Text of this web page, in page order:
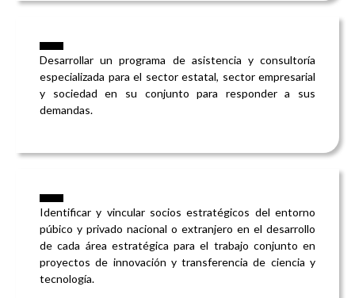
Desarrollar un programa de asistencia y consultoría
especializada para el sector estatal, sector empresarial
y sociedad en su conjunto para responder a sus
demandas.
Identificar y vincular socios estratégicos del entorno
púbico y privado nacional o extranjero en el desarrollo
de cada área estratégica para el trabajo conjunto en
proyectos de innovación y transferencia de ciencia y
tecnología.